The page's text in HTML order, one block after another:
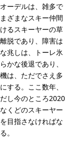
ーデルは、雑多で
ざまなスキー仲間
るスキーヤーの草
脱であり、障害は
兆しは、トーレ氷
かな後退であり、
は、ただでさえ多
する。ここ数年、
し今のところ2020
くどのスキーヤー
目指さなければな
。